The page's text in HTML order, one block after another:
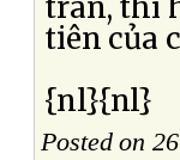
tràn, thì
tiên của
{nl}{nl}
Posted on